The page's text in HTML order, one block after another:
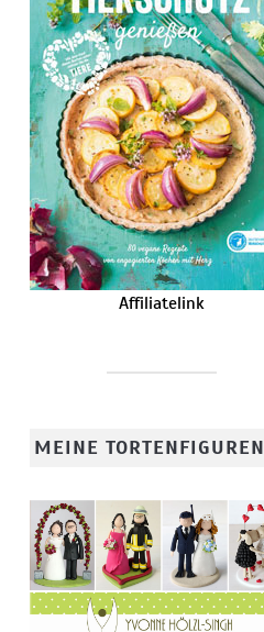
Affiliatelink
MEINE TORTENFIGUREN